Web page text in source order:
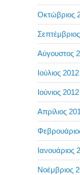
Οκτώβριος
Αύγουστος
Ιούλιος 2012
Ιούνιος 2012
Απρίλιος
Ιανουάριος
Νοέμβριος